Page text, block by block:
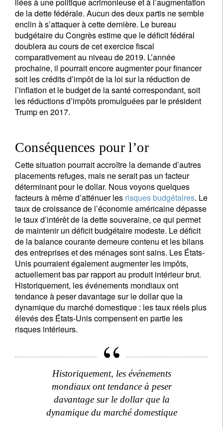
de la dette fédérale. Aucun des deux partis ne semble
enclin à s’attaquer à cette dernière. Le bureau
budgétaire du Congrès estime que le déficit fédéral
doublera au cours de cet exercice fiscal
comparativement au niveau de 2019. L’année
prochaine, il pourrait encore augmenter pour financer
soit les crédits d’impôt de la loi sur la réduction de
l’inflation et le budget de la santé correspondant, soit
les réductions d’impôts promulguées par le président
Trump en 2017.
Conséquences pour l’or
Cette situation pourrait accroître la demande d’autres
placements refuges, mais ne serait pas un facteur
déterminant pour le dollar. Nous voyons quelques
facteurs à même d’atténuer les risques budgétaires. Le
taux de croissance de l’économie américaine dépasse
le taux d’intérêt de la dette souveraine, ce qui permet
de maintenir un déficit budgétaire modeste. Le déficit
de la balance courante demeure contenu et les bilans
des entreprises et des ménages sont sains. Les États-
Unis pourraient également augmenter les impôts,
actuellement bas par rapport au produit intérieur brut.
Historiquement, les événements mondiaux ont
tendance à peser davantage sur le dollar que la
dynamique du marché domestique : les taux réels plus
élevés des États-Unis compensent en partie les
risques intérieurs.
Historiquement, les événements
mondiaux ont tendance à peser
davantage sur le dollar que la
dynamique du marché domestique